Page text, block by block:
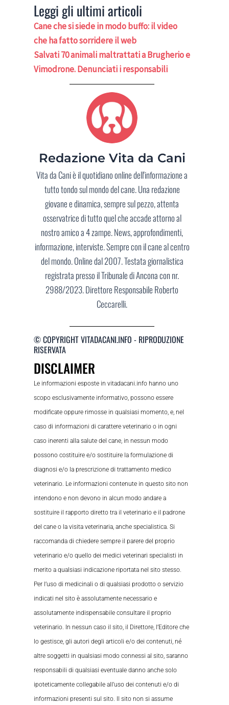
Leggi gli ultimi articoli
Cane che si siede in modo buffo: il video
che ha fatto sorridere il web
Salvati 70 animali maltrattati a Brugherio e
Vimodrone. Denunciati i responsabili
Redazione Vita da Cani
Vita da Cani è il quotidiano online dell'informazione a
tutto tondo sul mondo del cane. Una redazione
giovane e dinamica, sempre sul pezzo, attenta
osservatrice di tutto quel che accade attorno al
nostro amico a 4 zampe. News, approfondimenti,
informazione, interviste. Sempre con il cane al centro
del mondo. Online dal 2007. Testata giornalistica
registrata presso il Tribunale di Ancona con nr.
2988/2023. Direttore Responsabile Roberto
Ceccarelli.
© COPYRIGHT VITADACANI.INFO - RIPRODUZIONE
RISERVATA
DISCLAIMER
Le informazioni esposte in vitadacani.info hanno uno
scopo esclusivamente informativo, possono essere
modificate oppure rimosse in qualsiasi momento, e, nel
caso di informazioni di carattere veterinario o in ogni
caso inerenti alla salute del cane, in nessun modo
possono costituire e/o sostituire la formulazione di
diagnosi e/o la prescrizione di trattamento medico
veterinario. Le informazioni contenute in questo sito non
intendono e non devono in alcun modo andare a
sostituire il rapporto diretto tra il veterinario e il padrone
del cane o la visita veterinaria, anche specialistica. Si
raccomanda di chiedere sempre il parere del proprio
veterinario e/o quello dei medici veterinari specialisti in
merito a qualsiasi indicazione riportata nel sito stesso.
Per l’uso di medicinali o di qualsiasi prodotto o servizio
indicati nel sito è assolutamente necessario e
assolutamente indispensabile consultare il proprio
veterinario. In nessun caso il sito, il Direttore, l’Editore che
lo gestisce, gli autori degli articoli e/o dei contenuti, né
altre soggetti in qualsiasi modo connessi al sito, saranno
responsabili di qualsiasi eventuale danno anche solo
ipoteticamente collegabile all’uso dei contenuti e/o di
informazioni presenti sul sito. Il sito non si assume